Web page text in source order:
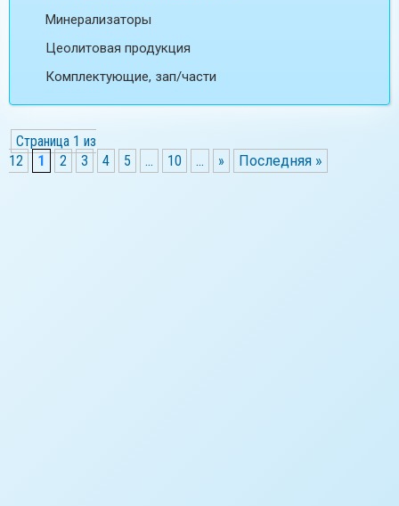
Минерализаторы
Цеолитовая продукция
Комплектующие, зап/части
Страница 1 из
12
1 2 3 4 5 ... 10 ... » Последняя »